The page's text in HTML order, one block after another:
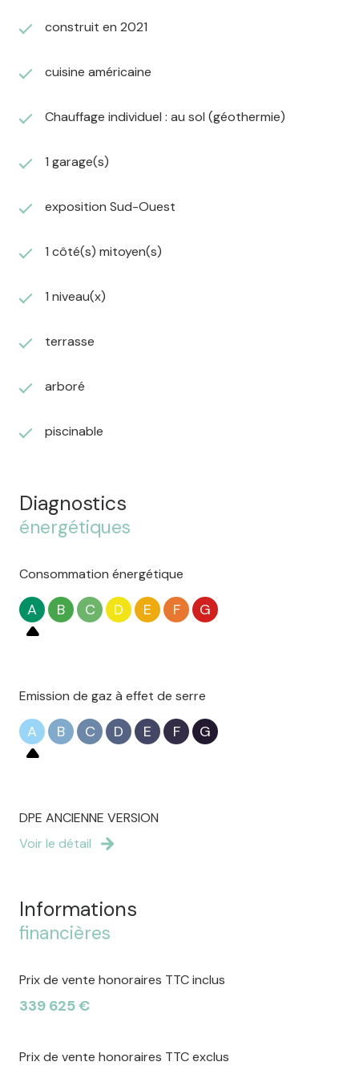
construit en 2021
cuisine américaine
Chauffage individuel : au sol (géothermie)
1 garage(s)
exposition Sud-Ouest
1 côté(s) mitoyen(s)
1 niveau(x)
terrasse
arboré
piscinable
Diagnostics
énergétiques
Consommation énergétique
A B C D E F G
Emission de gaz à effet de serre
A B C D E F G
DPE ANCIENNE VERSION
Voir le détail
Informations
financières
Prix de vente honoraires TTC inclus
339 625 €
Prix de vente honoraires TTC exclus